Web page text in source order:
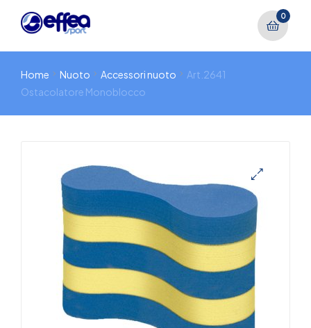
0
Home Nuoto Accessori nuoto
Art.2641
Ostacolatore Monoblocco
🔍